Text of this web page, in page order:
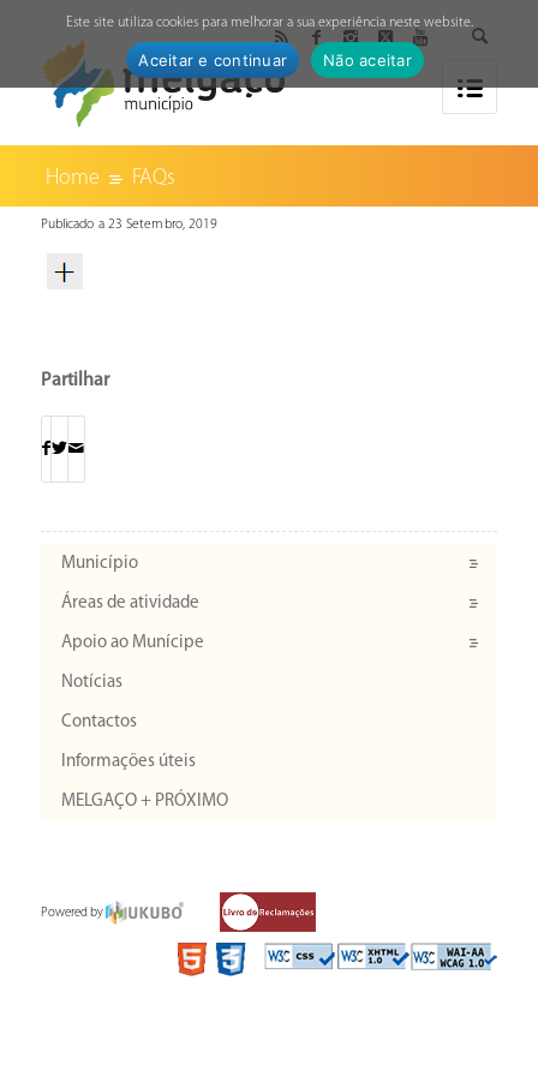
Home FAQs
Publicado a 23 Setembro, 2019
Partilhar
Município
Áreas de atividade
Apoio ao Munícipe
Notícias
Contactos
Informações úteis
MELGAÇO + PRÓXIMO
Powered by
Este site utiliza cookies para melhorar a sua experiência neste website.
Aceitar e continuar Não aceitar